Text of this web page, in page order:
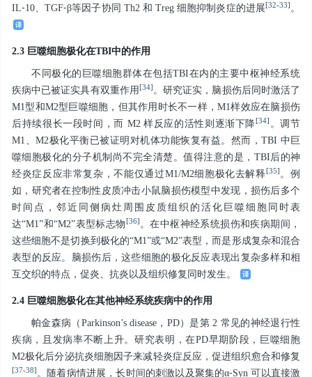
IL⁃10、TGF⁃β等因子协同 Th2 和 Treg 细胞抑制炎症的进展[32-33] 。
2.3 巨噬细胞极化在TBI中的作用
不同极化的巨噬细胞群体在包括TBI在内的主要中枢神经系统
疾病中已被证实具有双重作用 [34] 。研究证实，脑损伤后同时激活了
M1型和M2型巨噬细胞，但其作用时长不一样，M1样效应在脑损伤
后持续很长一段时间，而 M2 样反应的活性则逐渐下降[34] 。调节
M1、M2极化平衡已被证明对机体功能恢复有益。然而，TBI 中巨
噬细胞极化的分子机制尚不完全清楚。值得注意的是，TBI后的神
经炎症反应非常复杂，不能仅通过M1/M2细胞极化去解释 [35] 。例
如，研究者在控制性皮质冲击小鼠脑损伤模型中发现，损伤后多个
时间点，邻近同侧病灶周围皮质组织的活化巨噬细胞同时表
达“M1”和“M2”表型标志物 [36] 。在中枢神经系统损伤和疾病期间，
这些细胞不是切换到极化的“M1”或“M2”表型，而是形成复杂和混合
表型的反应。脑损伤后，这些细胞的极化反应表现出复杂多样和相
互交织的特点，促炎、抗炎以及组织修复同时发生。
2.4 巨噬细胞极化在其他神经系统疾病中的作用
帕金森病（Parkinson’s disease，PD）是第 2 常见的神经退行性
疾病，且发病率不断上升。研究表明，在PD早期阶段，巨噬细胞
M2极化后分泌抗炎细胞因子来减轻炎症反应，促进组织愈合和修复
[37-38] 。随着病情进展，长时间的刺激以及聚集的α⁃Syn 可以直接激